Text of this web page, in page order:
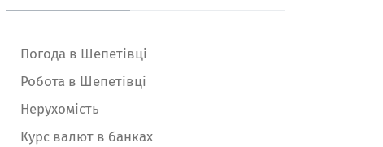
Погода в Шепетівці
Робота в Шепетівці
Нерухомість
Курс валют в банках